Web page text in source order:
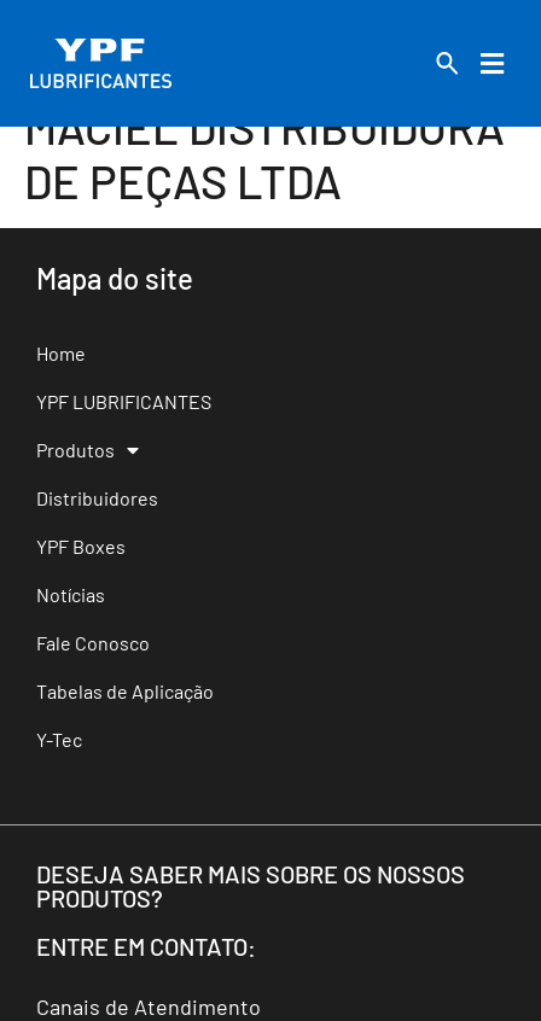
MACIEL DISTRIBUIDORA
DE PEÇAS LTDA
Mapa do site
Home
YPF LUBRIFICANTES
Produtos
Distribuidores
YPF Boxes
Notícias
Fale Conosco
Tabelas de Aplicação
Y-Tec
DESEJA SABER MAIS SOBRE OS NOSSOS
PRODUTOS?
ENTRE EM CONTATO:
Canais de Atendimento